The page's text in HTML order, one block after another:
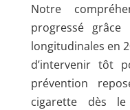
Notre
progressé
longitudinales en
d’intervenir tôt
prévention
cigarette dès